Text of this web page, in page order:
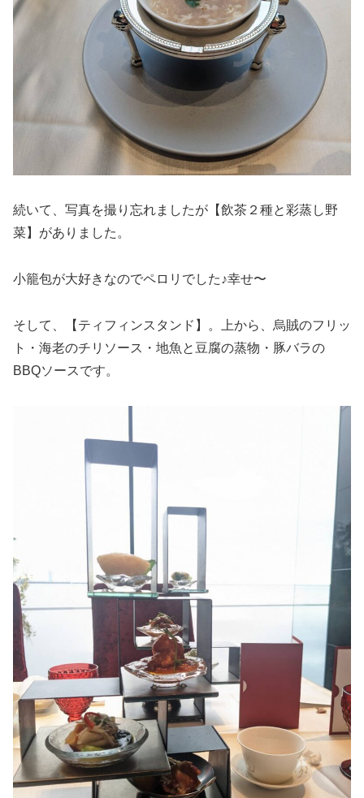
続いて、写真を撮り忘れましたが【飲茶２種と彩蒸し野
菜】がありました。
小籠包が大好きなのでペロリでした♪幸せ〜
そして、【ティフィンスタンド】。上から、烏賊のフリッ
ト・海老のチリソース・地魚と豆腐の蒸物・豚バラの
BBQソースです。